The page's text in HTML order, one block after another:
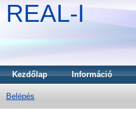
REAL-I
Kezdőlap Információ
Belépés